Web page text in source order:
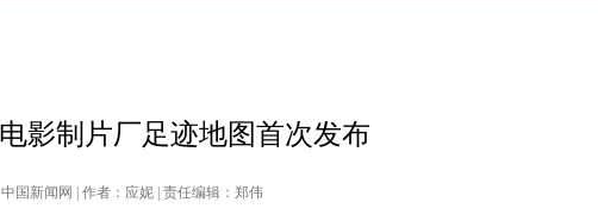
影制片厂足迹地图首次发布
国新闻网 | 作者：应妮 | 责任编辑：郑伟